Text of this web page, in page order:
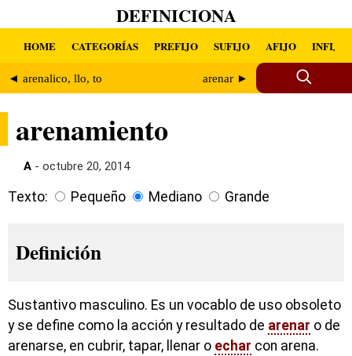
DEFINICIONA
HOME CATEGORÍAS PREFIJO SUFIJO AFIJO INFIJO
◄ arenalico, llo, to arenar ►
arenamiento
A - octubre 20, 2014
Texto: Pequeño Mediano Grande
Definición
Sustantivo masculino. Es un vocablo de uso obsoleto
y se define como la acción y resultado de arenar o de
arenarse, en cubrir, tapar, llenar o echar con arena.